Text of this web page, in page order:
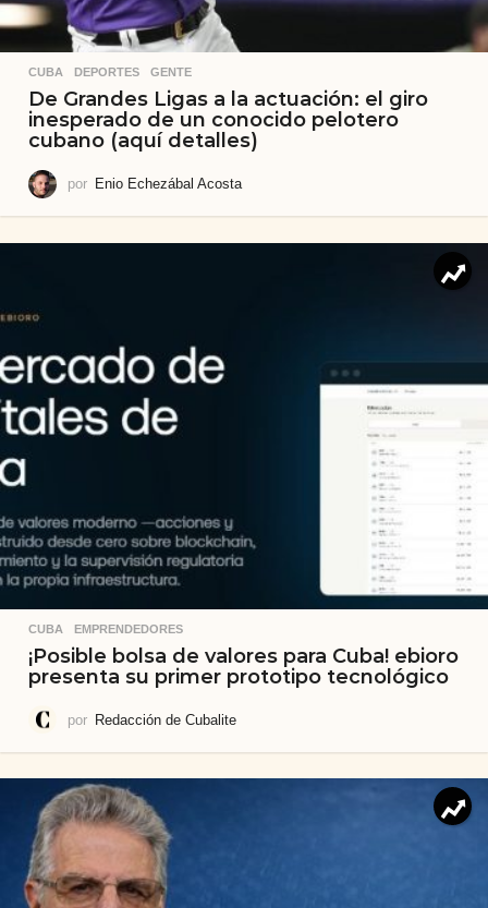
CUBA ,DEPORTES ,GENTE
De Grandes Ligas a la actuación: el giro
inesperado de un conocido pelotero
cubano (aquí detalles)
por Enio Echezábal Acosta
CUBA ,EMPRENDEDORES
¡Posible bolsa de valores para Cuba! ebioro
presenta su primer prototipo tecnológico
por Redacción de Cubalite